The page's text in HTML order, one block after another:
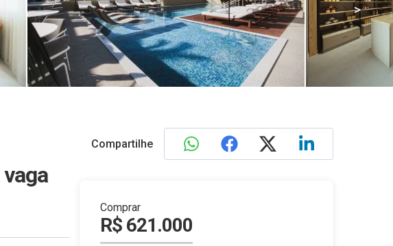
>
Compartilhe
Comprar
R$ 621.000